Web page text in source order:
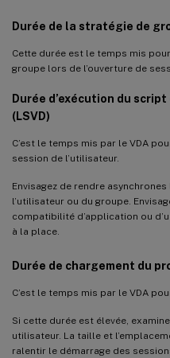
Durée de la stratégie de
Cette durée est le temps mis
groupe lors de l’ouverture de
Durée d’exécution du
(LSVD)
C’est le temps mis par le VDA
session de l’utilisateur.
Envisagez de rendre
l’utilisateur ou du groupe.
compatibilité d’application ou
à la place.
Durée de chargement du
C’est le temps mis par le VDA
Si cette durée est élevée,
utilisateur. La taille et
ralentir le démarrage des